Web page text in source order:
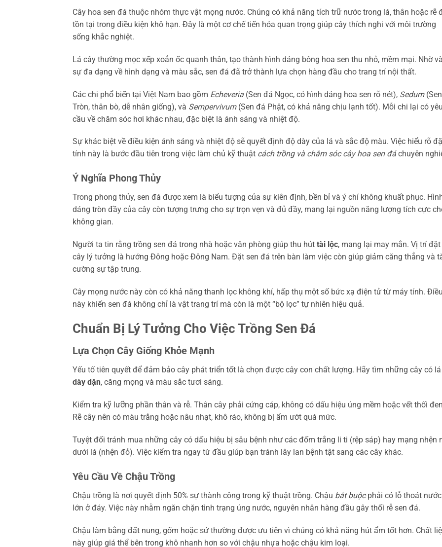
Cây hoa sen đá thuộc nhóm thực vật mọng nước. Chúng có khả năng tích trữ nước trong lá, thân hoặc rễ
tồn tại trong điều kiện khô hạn. Đây là một cơ chế tiến hóa quan trọng giúp cây thích nghi với môi trường
sống khắc nghiệt.
Lá cây thường mọc xếp xoắn ốc quanh thân, tạo thành hình dáng bông hoa sen thu nhỏ, mềm mại. Nhờ
sự đa dạng về hình dạng và màu sắc, sen đá đã trở thành lựa chọn hàng đầu cho trang trí nội thất.
Các chi phổ biến tại Việt Nam bao gồm Echeveria (Sen đá Ngọc, có hình dáng hoa sen rõ nét), Sedum
Tròn, thân bò, dễ nhân giống), và Sempervivum(Sen đá Phật, có khả năng chịu lạnh tốt). Mỗi chi lại có yêu
cầu về chăm sóc hơi khác nhau, đặc biệt là ánh sáng và nhiệt độ.
Sự khác biệt về điều kiện ánh sáng và nhiệt độ sẽ quyết định độ dày của lá và sắc độ màu. Việc hiểu rõ
tính này là bước đầu tiên trong việc làm chủ kỹ thuật cách trồng và chăm sóc cây hoa sen đáchuyên
Ý Nghĩa Phong Thủy
Trong phong thủy, sen đá được xem là biểu tượng của sự kiên định, bền bỉ và ý chí không khuất phục.
dáng tròn đầy của cây còn tượng trưng cho sự trọn vẹn và đủ đầy, mang lại nguồn năng lượng tích cực
không gian.
Người ta tin rằng trồng sen đá trong nhà hoặc văn phòng giúp thu hút tài lộc, mang lại may mắn. Vị trí đặt
cây lý tưởng là hướng Đông hoặc Đông Nam. Đặt sen đá trên bàn làm việc còn giúp giảm căng thẳng và
cường sự tập trung.
Cây mọng nước này còn có khả năng thanh lọc không khí, hấp thụ một số bức xạ điện tử từ máy tính. Điều
này khiến sen đá không chỉ là vật trang trí mà còn là một “bộ lọc” tự nhiên hiệu quả.
Chuẩn Bị Lý Tưởng Cho Việc Trồng Sen Đá
Lựa Chọn Cây Giống Khỏe Mạnh
Yếu tố tiên quyết để đảm bảo cây phát triển tốt là chọn được cây con chất lượng. Hãy tìm những cây có lá
dày dặn, căng mọng và màu sắc tươi sáng.
Kiểm tra kỹ lưỡng phần thân và rễ. Thân cây phải cứng cáp, không có dấu hiệu úng mềm hoặc vết thối
Rễ cây nên có màu trắng hoặc nâu nhạt, khô ráo, không bị ẩm ướt quá mức.
Tuyệt đối tránh mua những cây có dấu hiệu bị sâu bệnh như các đốm trắng li ti (rệp sáp) hay mạng nhện
dưới lá (nhện đỏ). Việc kiểm tra ngay từ đầu giúp bạn tránh lây lan bệnh tật sang các cây khác.
Yêu Cầu Về Chậu Trồng
Chậu trồng là nơi quyết định 50% sự thành công trong kỹ thuật trồng. Chậu bắt buộcphải có lỗ thoát nước
lớn ở đáy. Việc này nhằm ngăn chặn tình trạng úng nước, nguyên nhân hàng đầu gây thối rễ sen đá.
Chậu làm bằng đất nung, gốm hoặc sứ thường được ưu tiên vì chúng có khả năng hút ẩm tốt hơn. Chất
này giúp giá thể bên trong khô nhanh hơn so với chậu nhựa hoặc chậu kim loại.